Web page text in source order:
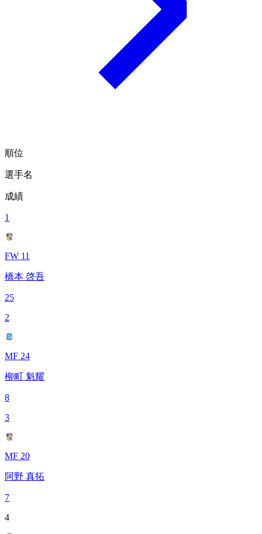
順位
選手名
成績
1
FW 11
橋本 啓吾
25
2
MF 24
柳町 魁耀
8
3
MF 20
阿野 真拓
7
4